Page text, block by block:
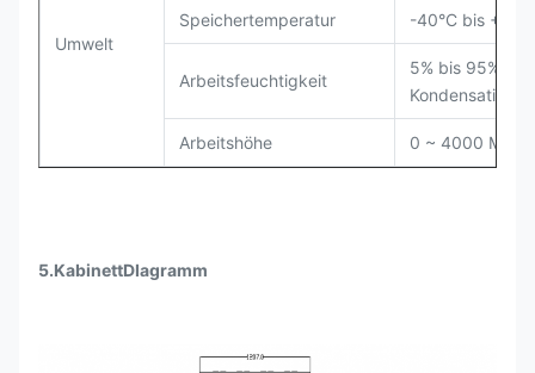
Umwelt
Speichertemperatur -40°C bis
Arbeitsfeuchtigkeit
5% bis 95%
Kondensation)
Arbeitshöhe 0 ~ 4000 Meter
5.KabinettDIagramm